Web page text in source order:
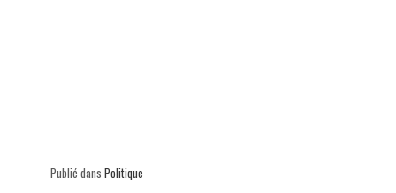
Publié dans Politique